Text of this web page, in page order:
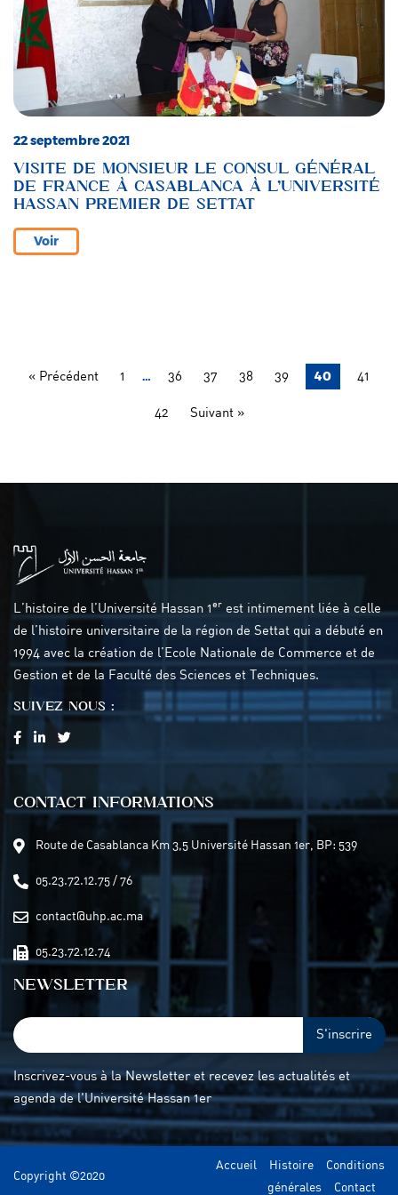
22 septembre 2021
VISITE DE MONSIEUR LE CONSUL GÉNÉRAL
DE FRANCE À CASABLANCA À L’UNIVERSITÉ
HASSAN PREMIER DE SETTAT
Voir
« Précédent 1 … 36 37 38 39 40 41
42 Suivant »
L’histoire de l’Université Hassan 1er est intimement liée à celle
de l’histoire universitaire de la région de Settat qui a débuté en
1994 avec la création de l’Ecole Nationale de Commerce et de
Gestion et de la Faculté des Sciences et Techniques.
SUIVEZ NOUS :
CONTACT INFORMATIONS
Route de Casablanca Km 3,5 Université Hassan 1er, BP: 539
05.23.72.12.75 / 76
contact@uhp.ac.ma
05.23.72.12.74
NEWSLETTER
S'inscrire
Inscrivez-vous à la Newsletter et recevez les actualités et
agenda de l'Université Hassan 1er
Copyright ©2020
Accueil Histoire
Conditions
générales
Contact